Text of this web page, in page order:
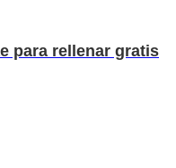
para rellenar gratis